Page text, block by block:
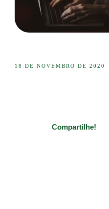
18 DE NOVEMBRO DE 2020
Compartilhe!